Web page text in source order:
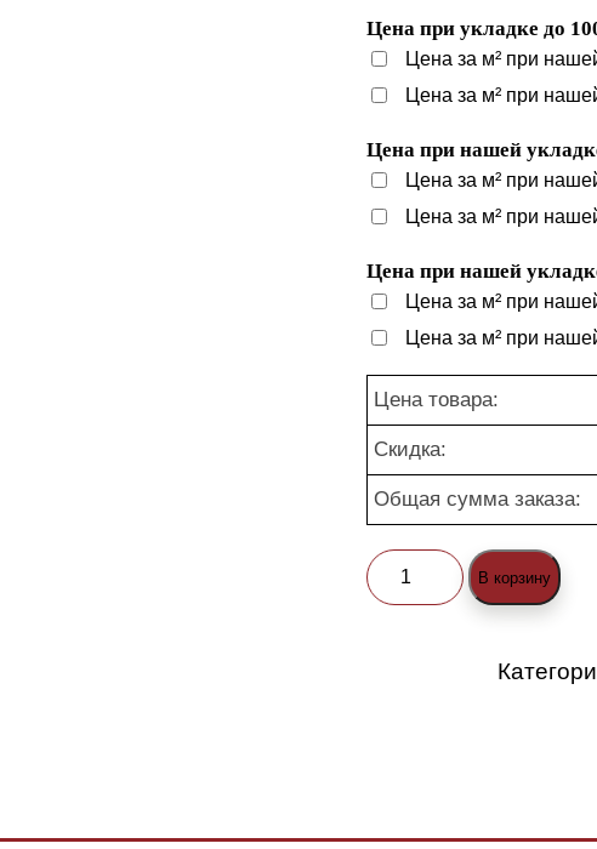
Цена при укладке до
Цена за м² при
Цена за м² при
Цена при нашей
Цена за м² при
Цена за м² при
Цена при нашей
Цена за м² при
Цена за м² при
Цена товара:
Скидка:
Общая сумма заказа:
Количество
товара
В корзину